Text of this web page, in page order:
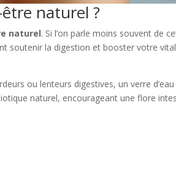
naturel ?
naturel. Si l’on parle moins souvent de
soutenir la digestion et booster votre
ou lenteurs digestives, un verre
naturel, encourageant une flore